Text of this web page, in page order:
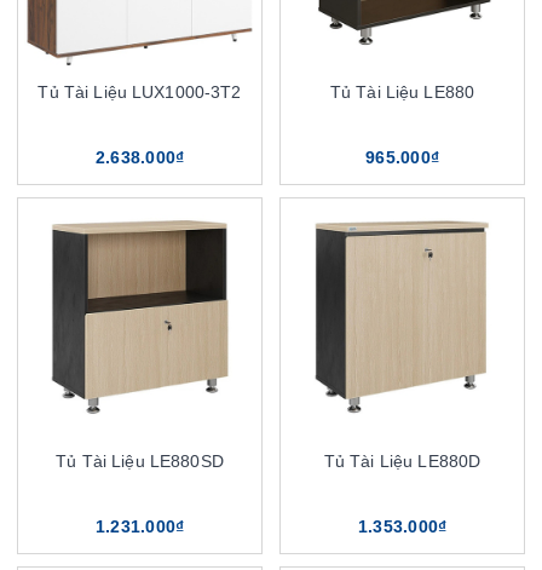
Tủ Tài Liệu LUX1000-3T2
2.638.000₫
Tủ Tài Liệu LE880
965.000₫
Tủ Tài Liệu LE880SD
1.231.000₫
Tủ Tài Liệu LE880D
1.353.000₫